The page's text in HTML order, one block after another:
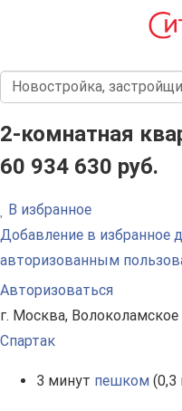
2-комнатная
60 934 630 руб.
В избранное
Добавление в избранное
авторизованным
Авторизоваться
г. Москва,
Спартак
3 минут пешком (0,3